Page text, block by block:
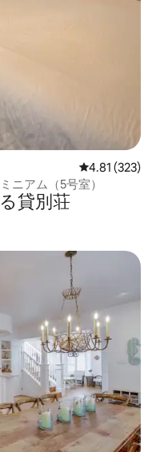
レビュー323
4.81 (323)
ニアム（5号室）
貸別荘